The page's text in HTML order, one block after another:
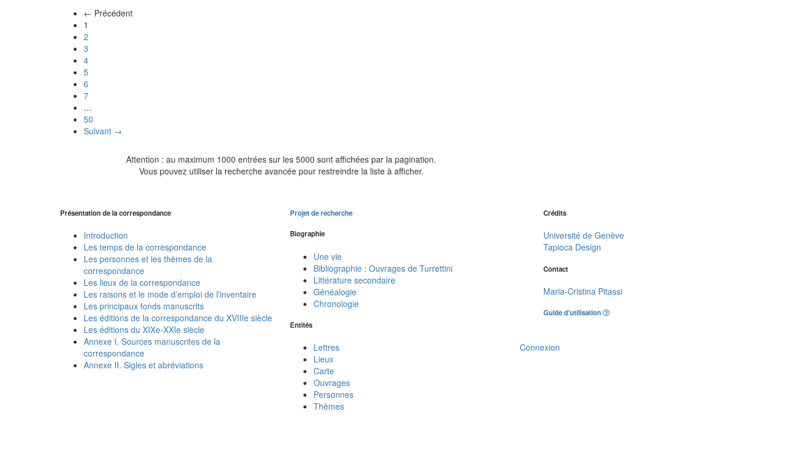
← Précédent
1
2
3
4
5
6
7
…
50
Suivant →
Attention : au maximum 1000 entrées sur les 5000 sont affichées par la pagination.
Vous pouvez utiliser la recherche avancée pour restreindre la liste à afficher.
Présentation de la correspondance
Introduction
Les temps de la correspondance
Les personnes et les thèmes de la
correspondance
Les lieux de la correspondance
Les raisons et le mode d’emploi de l’inventaire
Les principaux fonds manuscrits
Les éditions de la correspondance du XVIIIe siècle
Les éditions du XIXe-XXIe siècle
Annexe I. Sources manuscrites de la
correspondance
Annexe II. Sigles et abréviations
Projet de recherche
Biographie
Une vie
Bibliographie : Ouvrages de Turrettini
Littérature secondaire
Généalogie
Chronologie
Entités
Lettres
Lieux
Carte
Ouvrages
Personnes
Thèmes
Crédits
Université de Genève
Tapioca Design
Contact
Maria-Cristina Pitassi
Guide d'utilisation
Connexion